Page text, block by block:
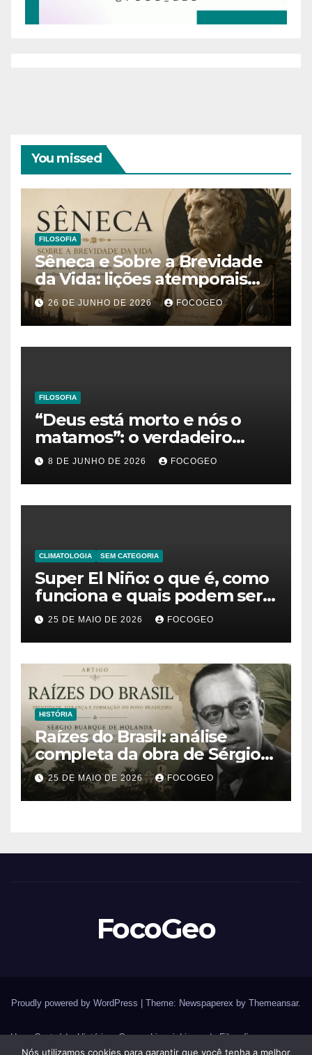
You missed
FILOSOFIA
Sêneca e Sobre a Brevidade
da Vida: lições atemporais
sobre o tempo, a felicidade e
o verdadeiro sentido da
existência
26 DE JUNHO DE 2026 FOCOGEO
FILOSOFIA
“Deus está morto e nós o
matamos”: o verdadeiro
significado da frase de
Friedrich Nietzsche
8 DE JUNHO DE 2026 FOCOGEO
CLIMATOLOGIA SEM CATEGORIA
Super El Niño: o que é, como
funciona e quais podem ser
os impactos desse fenômeno
climático extremo no Brasil e
no mundo
25 DE MAIO DE 2026 FOCOGEO
HISTÓRIA
Raízes do Brasil: análise
completa da obra de Sérgio
Buarque de Holanda e sua
importância para entender a
formação do Brasil
25 DE MAIO DE 2026 FOCOGEO
FocoGeo
Proudly powered by WordPress Theme: Newspaperex by Themeansar.
HomeConteúdosHistória – GuerrasLivrariaLivros de Filosofia
Nós utilizamos cookies para garantir que você tenha a melhor